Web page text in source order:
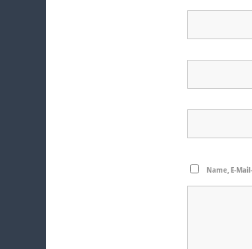
Name, E-